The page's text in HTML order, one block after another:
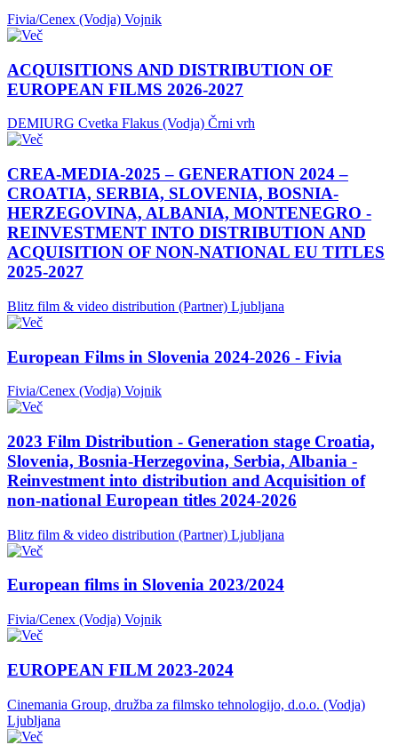
Fivia/Cenex (Vodja) Vojnik
ACQUISITIONS AND DISTRIBUTION OF
EUROPEAN FILMS 2026-2027
DEMIURG Cvetka Flakus (Vodja) Črni vrh
CREA-MEDIA-2025 – GENERATION 2024 –
CROATIA, SERBIA, SLOVENIA, BOSNIA-
HERZEGOVINA, ALBANIA, MONTENEGRO -
REINVESTMENT INTO DISTRIBUTION AND
ACQUISITION OF NON-NATIONAL EU TITLES
2025-2027
Blitz film & video distribution (Partner) Ljubljana
European Films in Slovenia 2024-2026 - Fivia
Fivia/Cenex (Vodja) Vojnik
2023 Film Distribution - Generation stage Croatia,
Slovenia, Bosnia-Herzegovina, Serbia, Albania -
Reinvestment into distribution and Acquisition of
non-national European titles 2024-2026
Blitz film & video distribution (Partner) Ljubljana
European films in Slovenia 2023/2024
Fivia/Cenex (Vodja) Vojnik
EUROPEAN FILM 2023-2024
Cinemania Group, družba za filmsko tehnologijo, d.o.o. (Vodja)
Ljubljana